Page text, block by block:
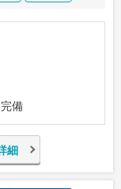
備
細